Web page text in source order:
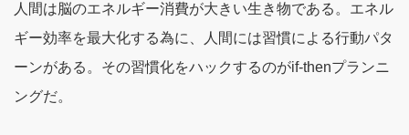
人間は脳のエネルギー消費が大きい生き物である。エネル
ギー効率を最大化する為に、人間には習慣による行動パタ
ーンがある。その習慣化をハックするのがif-thenプランニ
ングだ。